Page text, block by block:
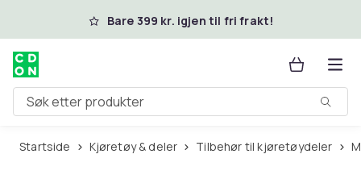
Hopp til hovedinnholdBare 399 kr. igjen til fri frakt!
Søk etter produkter
Startside Kjøretøy & deler Tilbehør til kjøretøydeler